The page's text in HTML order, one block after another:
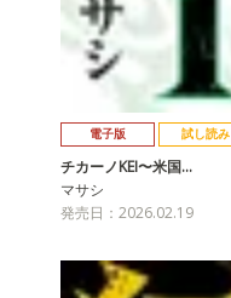
電子版 試し読み
チカーノKEI〜米国…
マサシ
発売日：2026.02.19